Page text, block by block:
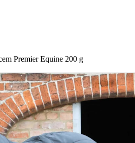
Premier Equine 200 g